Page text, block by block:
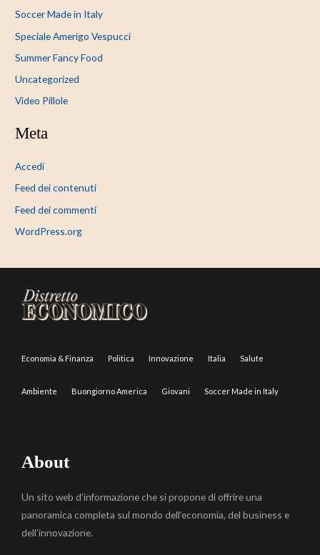
Soccer Made in Italy
Speciale Amerigo Vespucci
Summer Fancy Food
Uncategorized
Video Pillole
Meta
Accedi
Feed dei contenuti
Feed dei commenti
WordPress.org
Economia & Finanza Politica Innovazione Italia Salute
Ambiente Buongiorno America Giovani Soccer Made in Italy
About
Un sito web d’informazione che si propone di offrire una
panoramica completa sul mondo dell’economia, del business e
dell’innovazione.